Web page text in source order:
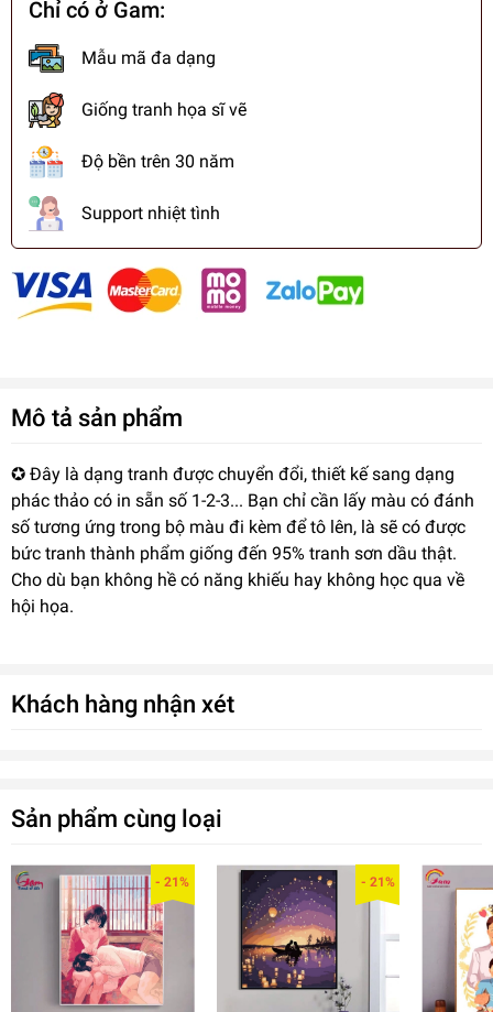
Chỉ có ở Gam:
Mẫu mã đa dạng
Giống tranh họa sĩ vẽ
Độ bền trên 30 năm
Support nhiệt tình
Mô tả sản phẩm
✪ Đây là dạng tranh được chuyển đổi, thiết kế sang dạng
phác thảo có in sẵn số 1-2-3... Bạn chỉ cần lấy màu có đánh
số tương ứng trong bộ màu đi kèm để tô lên, là sẽ có được
bức tranh thành phẩm giống đến 95% tranh sơn dầu thật.
Cho dù bạn không hề có năng khiếu hay không học qua về
hội họa.
Khách hàng nhận xét
Sản phẩm cùng loại
- 21% - 21%